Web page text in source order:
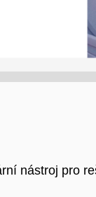
nástroj pro